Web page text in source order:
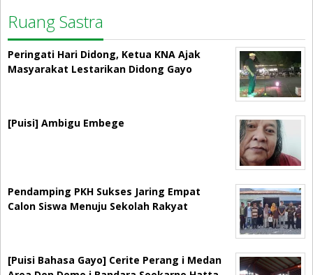
Ruang Sastra
Peringati Hari Didong, Ketua KNA Ajak
Masyarakat Lestarikan Didong Gayo
[Puisi] Ambigu Embege
Pendamping PKH Sukses Jaring Empat
Calon Siswa Menuju Sekolah Rakyat
[Puisi Bahasa Gayo] Cerite Perang i Medan